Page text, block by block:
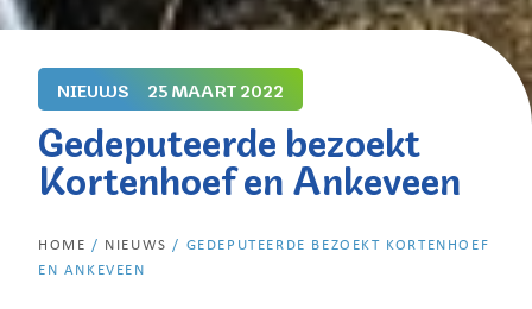
NIEUWS 25 MAART 2022
Gedeputeerde bezoekt
Kortenhoef en Ankeveen
HOME / NIEUWS / GEDEPUTEERDE BEZOEKT KORTENHOEF
EN ANKEVEEN